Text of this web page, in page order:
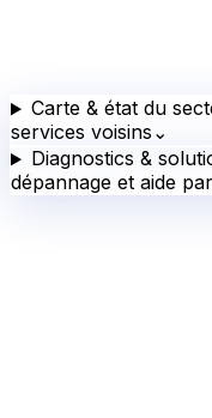
Carte & état du
services voisins ⌄
Diagnostics &
dépannage et aide